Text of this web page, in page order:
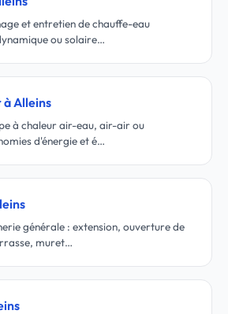
et entretien de chauffe-eau
ou solaire…
à Alleins
à chaleur air-eau, air-air ou
d'énergie et é…
générale : extension, ouverture de
muret…